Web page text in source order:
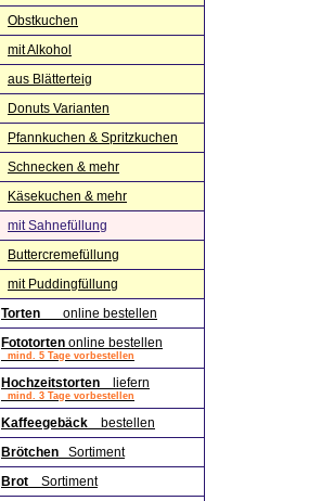
Obstkuchen
mit Alkohol
aus Blätterteig
Donuts Varianten
Pfannkuchen & Spritzkuchen
Schnecken & mehr
Käsekuchen & mehr
mit Sahnefüllung
Buttercremefüllung
mit Puddingfüllung
Torten online bestellen
Fototorten online bestellen
mind. 5 Tage vorbestellen
Hochzeitstorten liefern
mind. 3 Tage vorbestellen
Kaffeegebäck bestellen
Brötchen
Sortiment
Brot Sortiment